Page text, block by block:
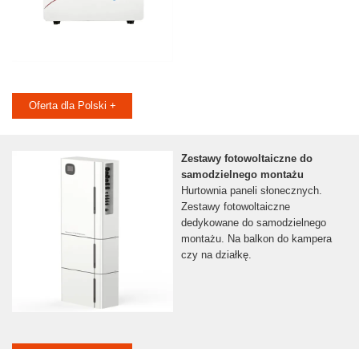
Oferta dla Polski +
Zestawy fotowoltaiczne do
samodzielnego montażu
Hurtownia paneli słonecznych.
Zestawy fotowoltaiczne
dedykowane do samodzielnego
montażu. Na balkon do kampera
czy na działkę.